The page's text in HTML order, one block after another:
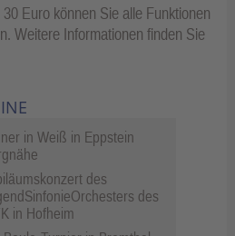
Euro können Sie alle Funktionen
Weitere Informationen finden Sie
in Weiß in Eppstein
des
des
in Hofheim